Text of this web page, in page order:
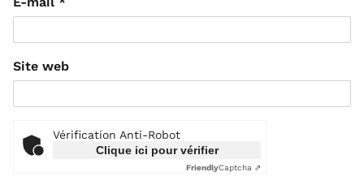
Site web
Vérification Anti-Robot
Clique ici pour vérifier
FriendlyCaptcha ⇗